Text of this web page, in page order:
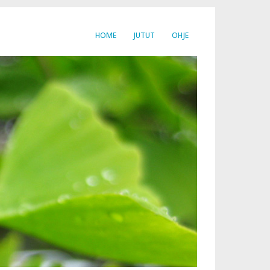
HOME JUTUT OHJE